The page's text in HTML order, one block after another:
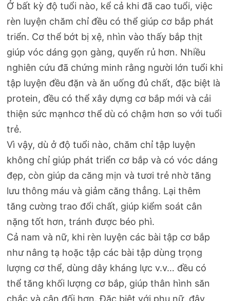
Ở bất kỳ độ tuổi nào, kể cả khi đã cao tuổi, việc
rèn luyện chăm chỉ đều có thể giúp cơ bắp phát
triển. Cơ thể bớt bị xệ, nhìn vào thấy bắp thịt
giúp vóc dáng gọn gàng, quyến rủ hơn. Nhiều
nghiên cứu đã chứng minh rằng người lớn tuổi khi
tập luyện đều đặn và ăn uống đủ chất, đặc biệt là
protein, đều có thể xây dựng cơ bắp mới và cải
thiện sức mạnhcơ thể dù có chậm hơn so với tuổi
trẻ.
Vì vậy, dù ở độ tuổi nào, chăm chỉ tập luyện
không chỉ giúp phát triển cơ bắp và có vóc dáng
đẹp, còn giúp da căng mịn và tươi trẻ nhờ tăng
lưu thông máu và giảm căng thẳng. Lại thêm
tăng cường trao đổi chất, giúp kiểm soát cân
nặng tốt hơn, tránh được béo phì.
Cả nam và nữ, khi rèn luyện các bài tập cơ bắp
như nâng tạ hoặc tập các bài tập dùng trọng
lượng cơ thể, dùng dây kháng lực v.v… đều có
thể tăng khối lượng cơ bắp, giúp thân hình săn
chắc và cân đối hơn. Đặc biệt với phụ nữ, đây